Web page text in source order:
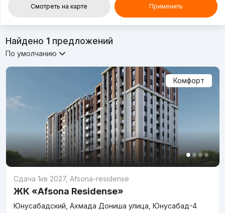
Смотреть на карте Применить
Найдено 1предложений
По умолчанию
Комфорт
Сдача 1кв 2027, Afsona-residense
ЖК «Afsona Residense»
Юнусабадский, Ахмада Дониша улица, Юнусабад-4